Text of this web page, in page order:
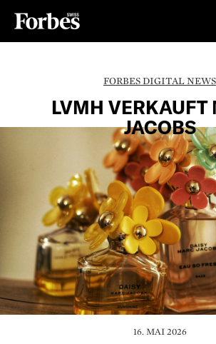
FORBES DIGITAL NEWS
LVMH VERKAUFT
JACOBS
16. MAI 2026